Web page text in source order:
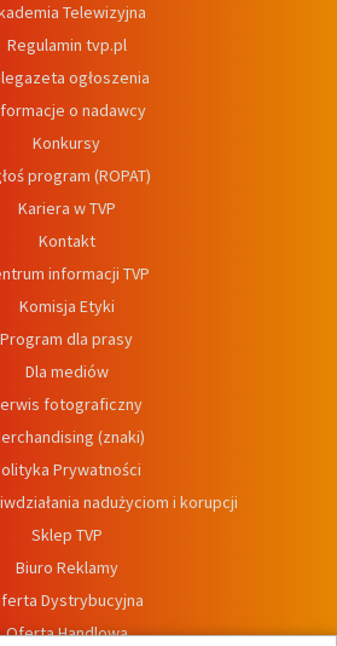
Telewizyjna
Regulamin tvp.pl
ogłoszenia
o nadawcy
Konkursy
program (ROPAT)
Kariera w TVP
Kontakt
informacji TVP
Komisja Etyki
Program dla prasy
Dla mediów
fotograficzny
(znaki)
Prywatności
nadużyciom i korupcji
Sklep TVP
Biuro Reklamy
Dystrybucyjna
Oferta Handlowa